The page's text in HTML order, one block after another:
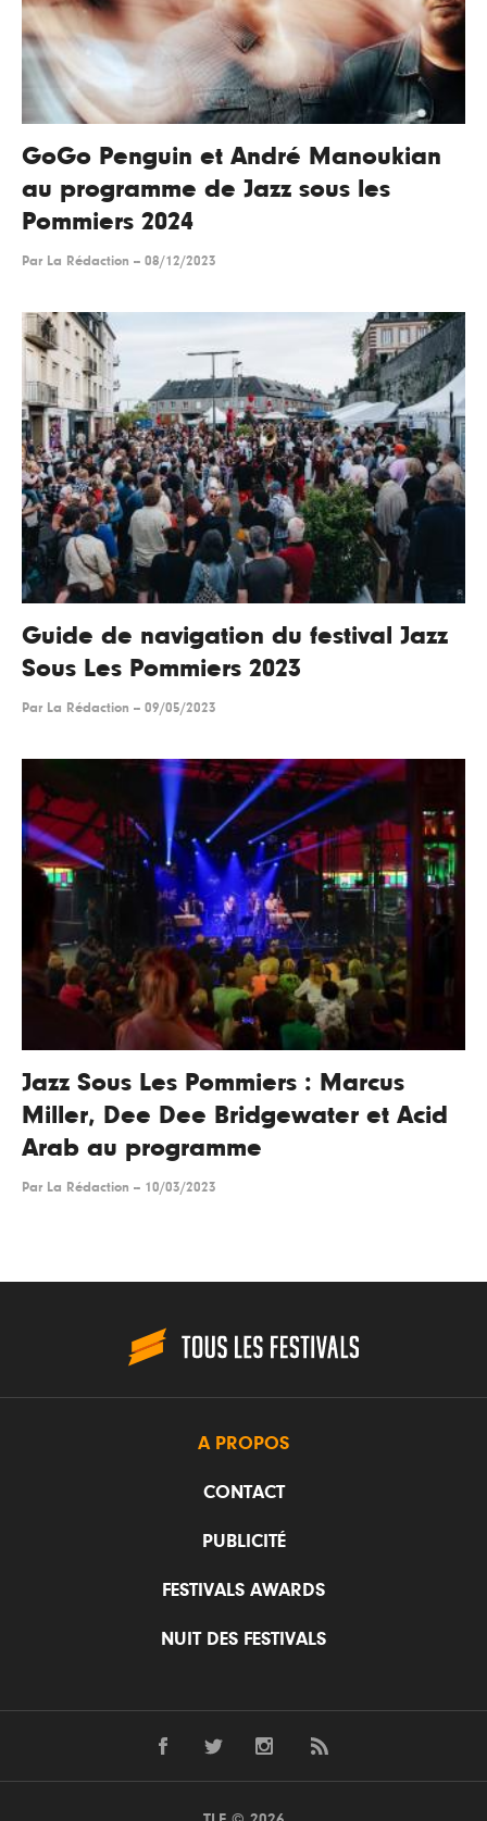
GoGo Penguin et André Manoukian
au programme de Jazz sous les
Pommiers 2024
Par La Rédaction -- 08/12/2023
Guide de navigation du festival Jazz
Sous Les Pommiers 2023
Par La Rédaction -- 09/05/2023
Jazz Sous Les Pommiers : Marcus
Miller, Dee Dee Bridgewater et Acid
Arab au programme
Par La Rédaction -- 10/03/2023
A PROPOS
CONTACT
PUBLICITÉ
FESTIVALS AWARDS
NUIT DES FESTIVALS